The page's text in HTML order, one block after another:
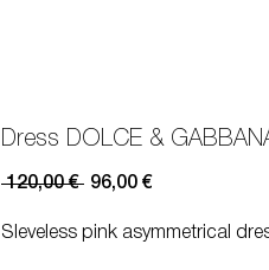
Dress DOLCE &
120,00 € Prezzo
96,00 €Prezzo
Sleveless pink asymmetrical